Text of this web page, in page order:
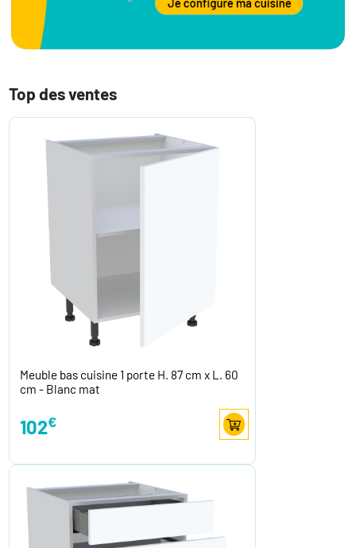
Top des ventes
Meuble bas cuisine 1 porte H. 87 cm x L. 60
cm - Blanc mat
102€